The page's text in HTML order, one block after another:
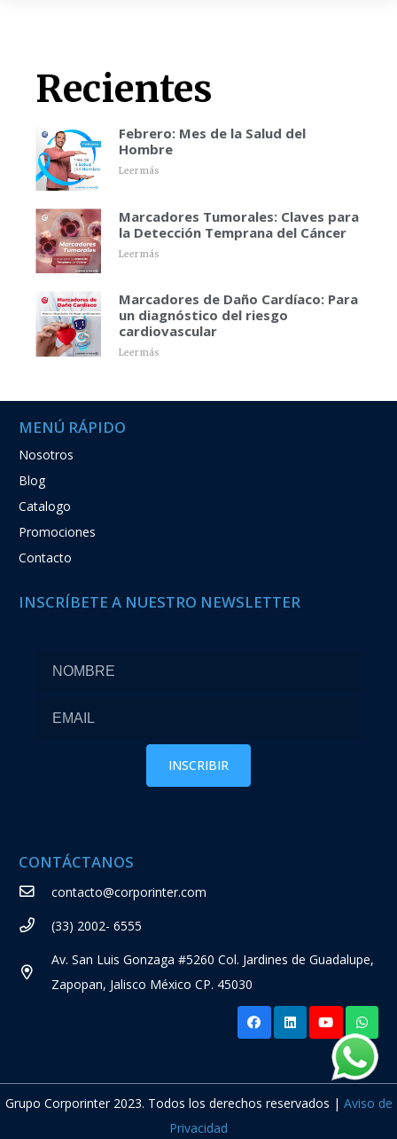
Recientes
Febrero: Mes de la Salud del
Hombre
Leer más
Marcadores Tumorales: Claves para
la Detección Temprana del Cáncer
Leer más
Marcadores de Daño Cardíaco: Para
un diagnóstico del riesgo
cardiovascular
Leer más
MENÚ RÁPIDO
Nosotros
Blog
Catalogo
Promociones
Contacto
INSCRÍBETE A NUESTRO NEWSLETTER
CONTÁCTANOS
contacto@corporinter.com
(33) 2002- 6555
Av. San Luis Gonzaga #5260 Col. Jardines de Guadalupe,
Zapopan, Jalisco México CP. 45030
Grupo Corporinter 2023. Todos los derechos reservados | Aviso de
Privacidad